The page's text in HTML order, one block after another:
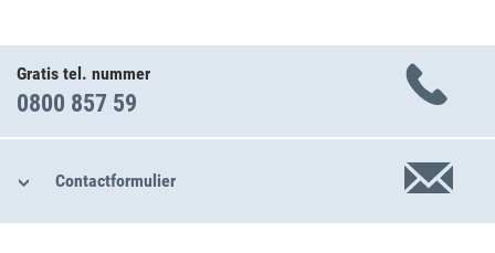
Gratis tel. nummer
0800 857 59
Contactformulier